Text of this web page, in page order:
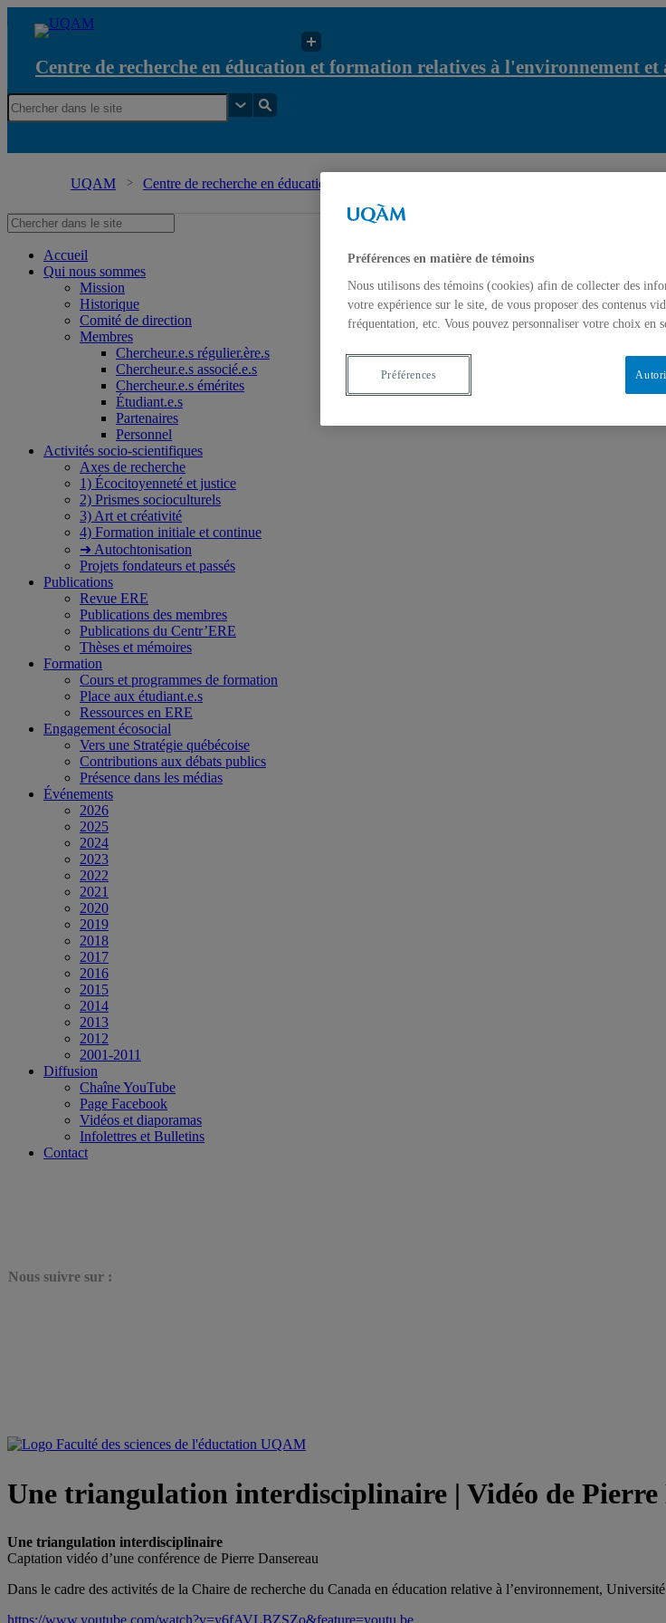
Centre de recherche en éducation et formation relatives à l'environnement et
UQAM Centre de recherche en éducation et formation r...
Accueil
Qui nous sommes
Mission
Historique
Comité de direction
Membres
Chercheur.e.s régulier.ère.s
Chercheur.e.s associé.e.s
Chercheur.e.s émérites
Étudiant.e.s
Partenaires
Personnel
Activités socio-scientifiques
Axes de recherche
1) Écocitoyenneté et justice
2) Prismes socioculturels
3) Art et créativité
4) Formation initiale et continue
➜ Autochtonisation
Projets fondateurs et passés
Publications
Revue ERE
Publications des membres
Publications du Centr’ERE
Thèses et mémoires
Formation
Cours et programmes de formation
Place aux étudiant.e.s
Ressources en ERE
Engagement écosocial
Vers une Stratégie québécoise
Contributions aux débats publics
Présence dans les médias
Événements
2026
2025
2024
2023
2022
2021
2020
2019
2018
2017
2016
2015
2014
2013
2012
2001-2011
Diffusion
Chaîne YouTube
Page Facebook
Vidéos et diaporamas
Infolettres et Bulletins
Contact
Nous suivre sur :
Une triangulation interdisciplinaire | Vidéo de
Une triangulation interdisciplinaire
Captation vidéo d’une conférence de Pierre Dansereau
Dans le cadre des activités de la Chaire de recherche du Canada en éducation relative à l’environnement,
https://www.youtube.com/watch?v=y6fAVLBZSZo&feature=youtu.be
Préférences en matière de témoins
Nous utilisons des témoins (cookies) afin de collecter des
votre expérience sur le site, de vous proposer des contenus
fréquentation, etc. Vous pouvez personnaliser votre choix en
Préférences